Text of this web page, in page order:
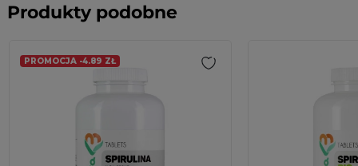
Produkty podobne
PROMOCJA -4.89 ZŁ